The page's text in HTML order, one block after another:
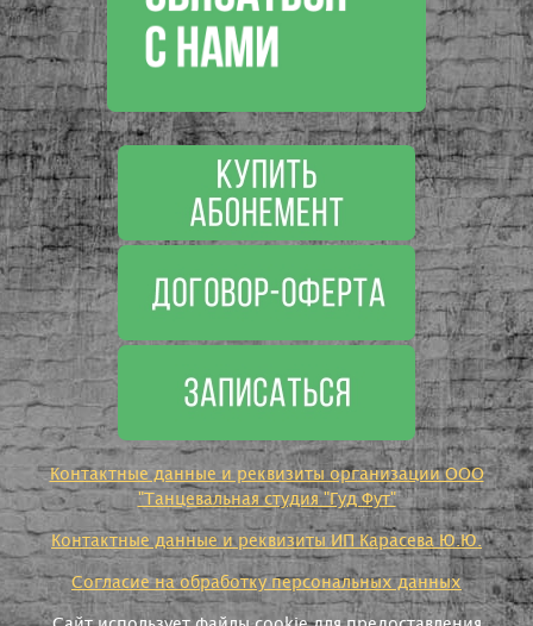
Контактные данные и реквизиты организации ООО
"Танцевальная студия "Гуд Фут"
Контактные данные и реквизиты ИП Карасева Ю.Ю.
Согласие на обработку персональных данных